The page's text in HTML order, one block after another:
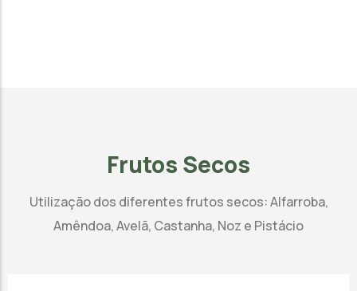
Frutos Secos
Utilização dos diferentes frutos secos: Alfarroba,
Amêndoa, Avelã, Castanha, Noz e Pistácio